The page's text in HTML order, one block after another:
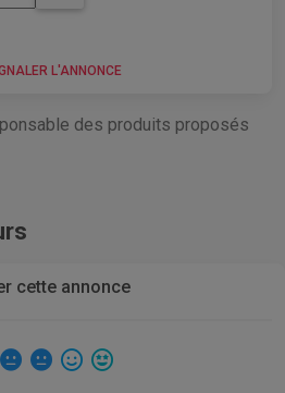
L'ANNONCE
des produits proposés
cette annonce